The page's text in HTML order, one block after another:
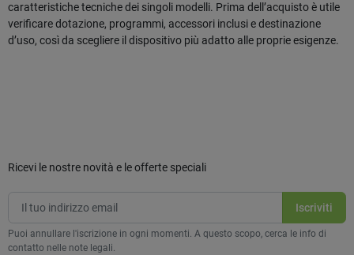
caratteristiche tecniche dei singoli modelli. Prima dell’acquisto è utile
verificare dotazione, programmi, accessori inclusi e destinazione
d’uso, così da scegliere il dispositivo più adatto alle proprie esigenze.
Ricevi le nostre novità e le offerte speciali
Puoi annullare l'iscrizione in ogni momenti. A questo scopo, cerca le info di
contatto nelle note legali.